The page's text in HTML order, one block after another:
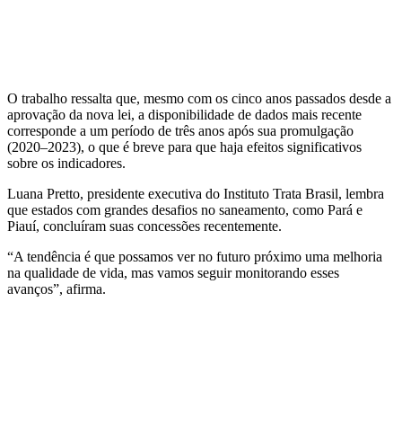
O trabalho ressalta que, mesmo com os cinco anos passados desde a
aprovação da nova lei, a disponibilidade de dados mais recente
corresponde a um período de três anos após sua promulgação
(2020–2023), o que é breve para que haja efeitos significativos
sobre os indicadores.
Luana Pretto, presidente executiva do Instituto Trata Brasil, lembra
que estados com grandes desafios no saneamento, como Pará e
Piauí, concluíram suas concessões recentemente.
“A tendência é que possamos ver no futuro próximo uma melhoria
na qualidade de vida, mas vamos seguir monitorando esses
avanços”, afirma.